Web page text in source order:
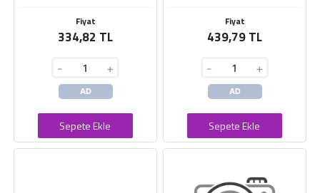
Fiyat
334,82 TL
- +
AD
Sepete Ekle
Fiyat
439,79 TL
- +
AD
Sepete Ekle